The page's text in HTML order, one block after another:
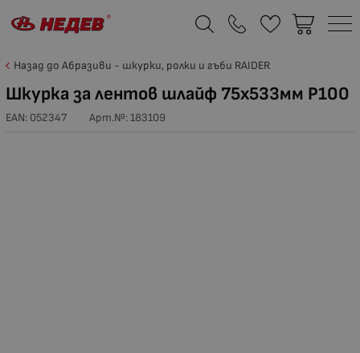
Назад до Абразиви - шкурки, ролки и гъби RAIDER
Шкурка за лентов шлайф 75х533мм P100
EAN: 052347 Арт.№:183109